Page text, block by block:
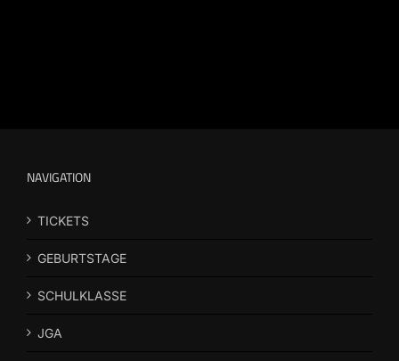
NAVIGATION
TICKETS
GEBURTSTAGE
SCHULKLASSE
JGA